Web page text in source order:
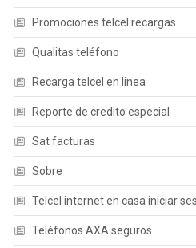
Promociones telcel recargas
Qualitas teléfono
Recarga telcel en linea
Reporte de credito especial
Sat facturas
Sobre
Telcel internet en casa iniciar
Teléfonos AXA seguros